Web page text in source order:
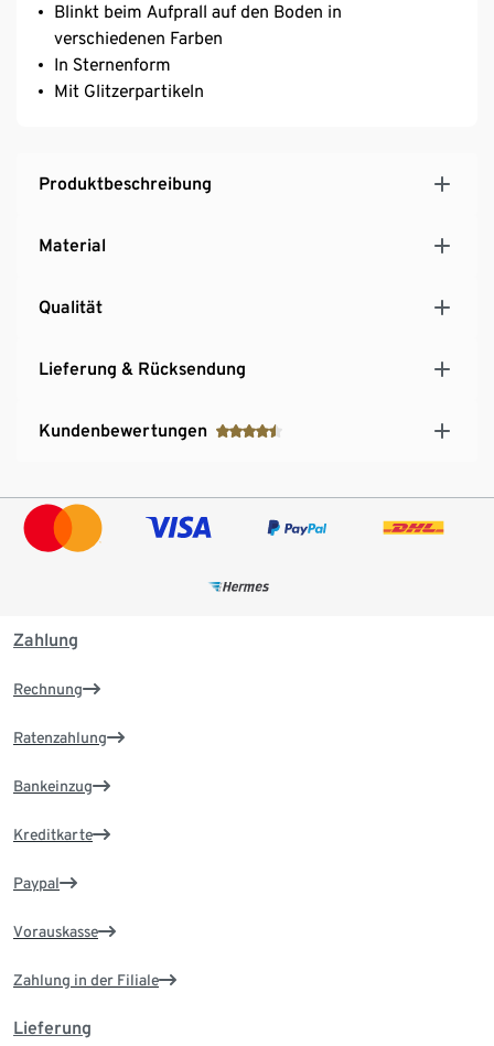
Blinkt beim Aufprall auf den Boden in
verschiedenen Farben
In Sternenform
Mit Glitzerpartikeln
Produktbeschreibung
Material
Qualität
Lieferung & Rücksendung
Kundenbewertungen
Zahlung
Rechnung
Ratenzahlung
Bankeinzug
Kreditkarte
Paypal
Vorauskasse
Zahlung in der Filiale
Lieferung